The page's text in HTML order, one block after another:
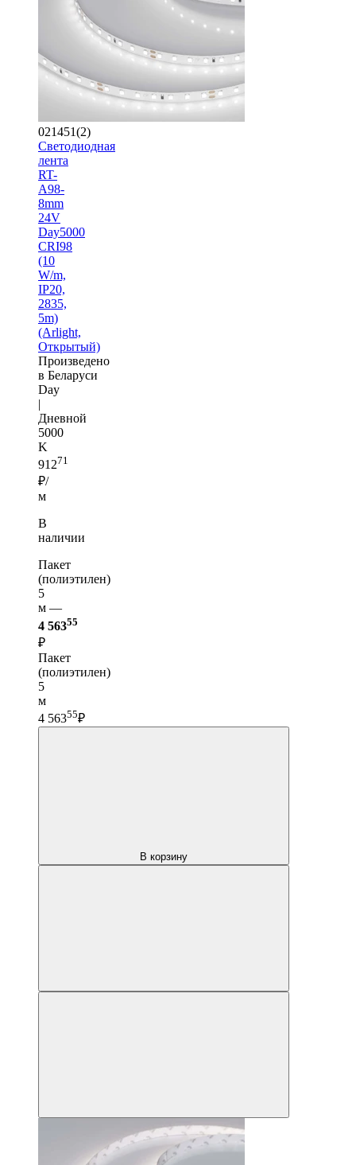
021451(2)
Светодиодная
лента
RT-
A98-
8mm
24V
Day5000
CRI98
(10
W/m,
IP20,
2835,
5m)
(Arlight,
Открытый)
Произведено
в Беларуси
Day
|
Дневной
5000
K
91271
₽/
м
В
наличии
Пакет
(полиэтилен)
5
м —
4 56355
₽
Пакет
(полиэтилен)
5
м
4 56355₽
В корзину